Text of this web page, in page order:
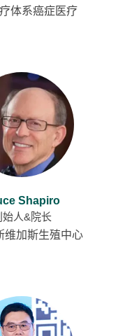
体系癌症医疗
Shapiro
始人&院长
维加斯生殖中心